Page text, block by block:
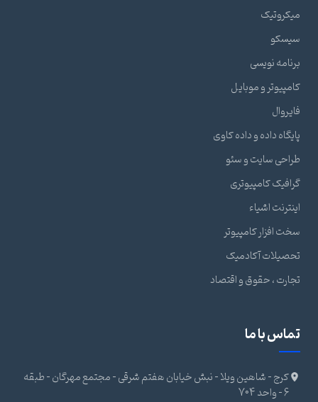
میکروتیک
سیسکو
برنامه نویسی
کامپیوتر و موبایل
فایروال
پایگاه داده و داده کاوی
طراحی سایت و سئو
گرافیک کامپیوتری
اینترنت اشیاء
سخت افزار کامپیوتر
تحصیلات آکادمیک
تجارت ، حقوق و اقتصاد
تماس با ما
کرج - شاهین ویلا - نبش خیابان هفتم شرقی - مجتمع مهرگان - طبقه
6 - واحد 704